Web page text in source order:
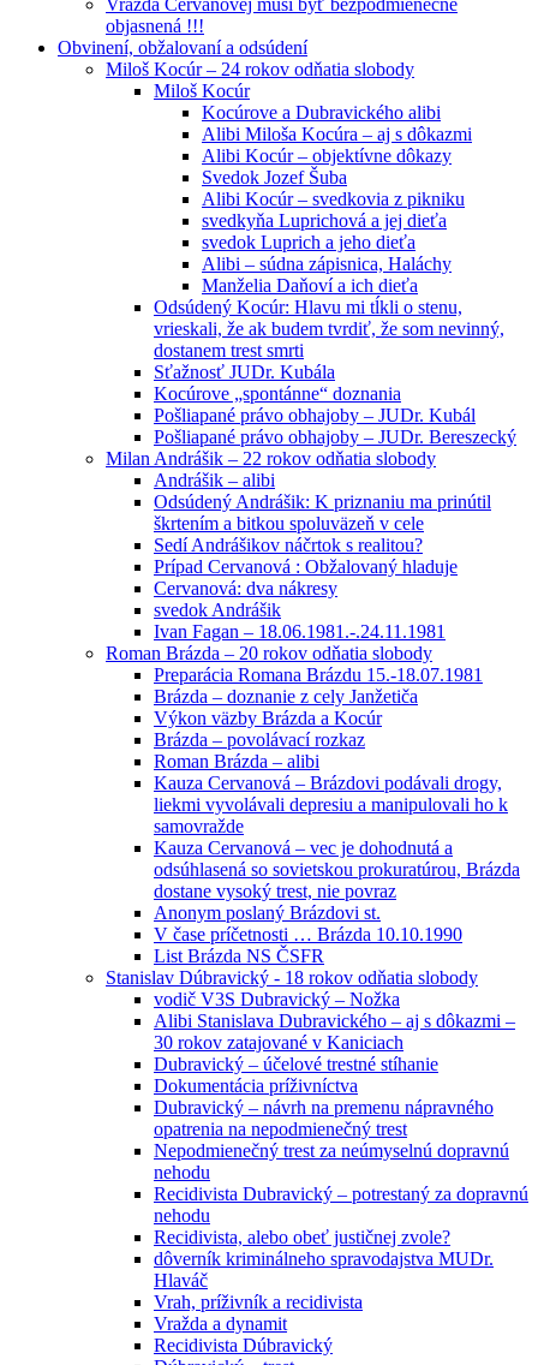
objasnená !!!
Obvinení, obžalovaní a odsúdení
Miloš Kocúr – 24 rokov odňatia slobody
Miloš Kocúr
Kocúrove a Dubravického alibi
Alibi Miloša Kocúra – aj s dôkazmi
Alibi Kocúr – objektívne dôkazy
Svedok Jozef Šuba
Alibi Kocúr – svedkovia z pikniku
svedkyňa Luprichová a jej dieťa
svedok Luprich a jeho dieťa
Alibi – súdna zápisnica, Haláchy
Manželia Daňoví a ich dieťa
Odsúdený Kocúr: Hlavu mi tĺkli o stenu,
vrieskali, že ak budem tvrdiť, že som nevinný,
dostanem trest smrti
Sťažnosť JUDr. Kubála
Kocúrove „spontánne“ doznania
Pošliapané právo obhajoby – JUDr. Kubál
Pošliapané právo obhajoby – JUDr. Bereszecký
Milan Andrášik – 22 rokov odňatia slobody
Andrášik – alibi
Odsúdený Andrášik: K priznaniu ma prinútil
škrtením a bitkou spoluväzeň v cele
Sedí Andrášikov náčrtok s realitou?
Prípad Cervanová : Obžalovaný hladuje
Cervanová: dva nákresy
svedok Andrášik
Ivan Fagan – 18.06.1981.-.24.11.1981
Roman Brázda – 20 rokov odňatia slobody
Preparácia Romana Brázdu 15.-18.07.1981
Brázda – doznanie z cely Janžetiča
Výkon väzby Brázda a Kocúr
Brázda – povolávací rozkaz
Roman Brázda – alibi
Kauza Cervanová – Brázdovi podávali drogy,
liekmi vyvolávali depresiu a manipulovali ho k
samovražde
Kauza Cervanová – vec je dohodnutá a
odsúhlasená so sovietskou prokuratúrou, Brázda
dostane vysoký trest, nie povraz
Anonym poslaný Brázdovi st.
V čase príčetnosti … Brázda 10.10.1990
List Brázda NS ČSFR
Stanislav Dúbravický - 18 rokov odňatia slobody
vodič V3S Dubravický – Nožka
Alibi Stanislava Dubravického – aj s dôkazmi –
30 rokov zatajované v Kaniciach
Dubravický – účelové trestné stíhanie
Dokumentácia príživníctva
Dubravický – návrh na premenu nápravného
opatrenia na nepodmienečný trest
Nepodmienečný trest za neúmyselnú dopravnú
nehodu
Recidivista Dubravický – potrestaný za dopravnú
nehodu
Recidivista, alebo obeť justičnej zvole?
dôverník kriminálneho spravodajstva MUDr.
Hlaváč
Vrah, príživník a recidivista
Vražda a dynamit
Recidivista Dúbravický